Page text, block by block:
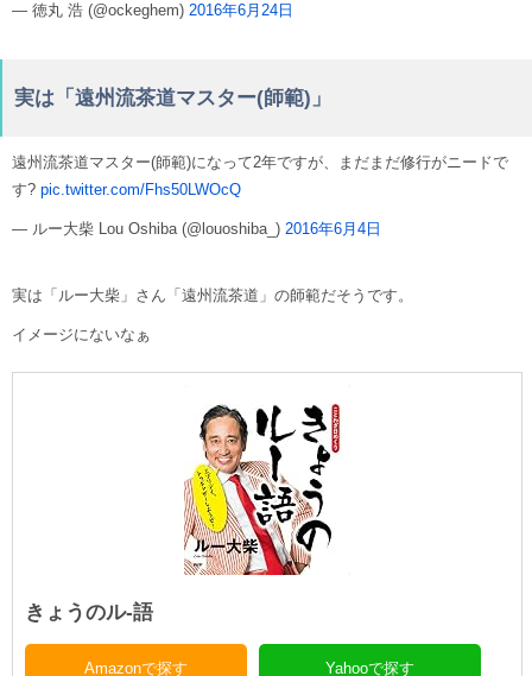
— 徳丸 浩 (@ockeghem) 2016年6月24日
実は「遠州流茶道マスター(師範)」
遠州流茶道マスター(師範)になって2年ですが、まだまだ修行がニードで
す? pic.twitter.com/Fhs50LWOcQ
— ルー大柴 Lou Oshiba (@louoshiba_) 2016年6月4日
実は「ルー大柴」さん「遠州流茶道」の師範だそうです。
イメージにないなぁ
きょうのル-語
Amazonで探す Yahooで探す